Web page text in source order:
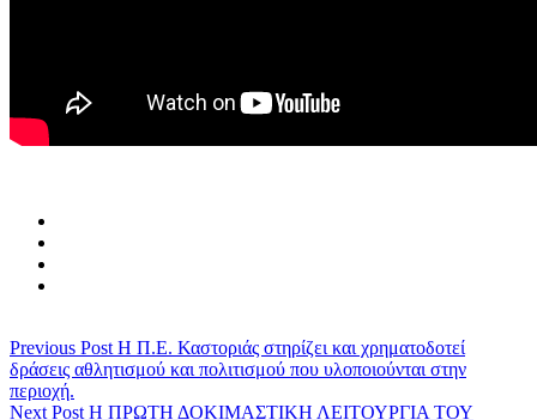
Previous Post Η Π.Ε. Καστοριάς στηρίζει και χρηματοδοτεί
δράσεις αθλητισμού και πολιτισμού που υλοποιούνται στην
περιοχή.
Next Post H ΠΡΩΤΗ ΔΟΚΙΜΑΣΤΙΚΗ ΛΕΙΤΟΥΡΓΙΑ ΤΟΥ